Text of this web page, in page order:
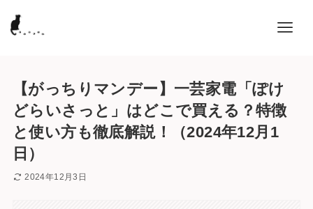
【がっちりマンデー】一芸家電「ぽけ
どらいさっと」はどこで買える？特徴
と使い方も徹底解説！（2024年12月1
日）
2024年12月3日